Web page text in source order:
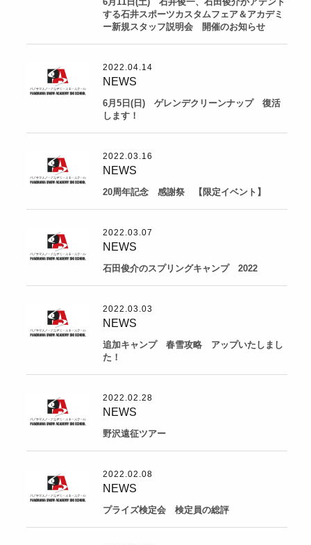
する石井スポーツカスタムフェア＆アカデミ
ー新規スタッフ説明会 開催のお知らせ
2022.04.14
NEWS
6月5日(日) ゲレンデクリーンナップ 復活
します！
2022.03.16
NEWS
20周年記念 感謝祭 【限定イベント】
2022.03.07
NEWS
石田俊介のスプリングキャンプ 2022
2022.03.03
NEWS
追加キャンプ 春雪攻略 アップいたしまし
た！
2022.02.28
NEWS
野沢遠征ツアー
2022.02.08
NEWS
プライズ検定会 検定員の総評